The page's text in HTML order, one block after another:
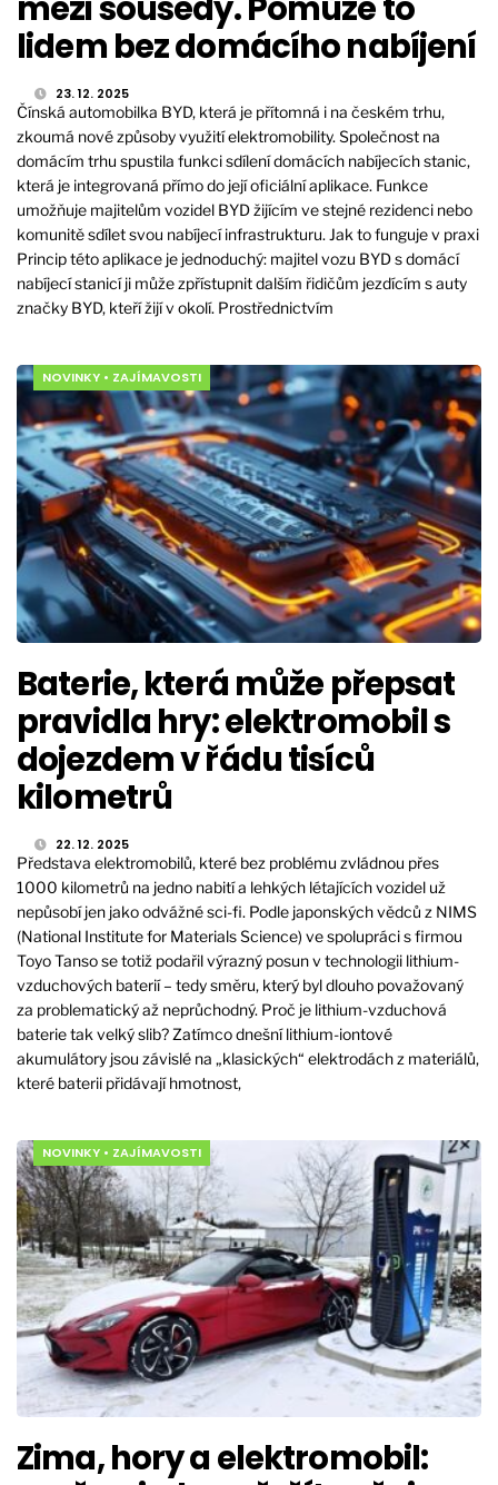
lidem bez domácího nabíjení
23. 12. 2025
Čínská automobilka BYD, která je přítomná i na českém trhu,
zkoumá nové způsoby využití elektromobility. Společnost na
domácím trhu spustila funkci sdílení domácích nabíjecích stanic,
která je integrovaná přímo do její oficiální aplikace. Funkce
umožňuje majitelům vozidel BYD žijícím ve stejné rezidenci nebo
komunitě sdílet svou nabíjecí infrastrukturu. Jak to funguje v praxi
Princip této aplikace je jednoduchý: majitel vozu BYD s domácí
nabíjecí stanicí ji může zpřístupnit dalším řidičům jezdícím s auty
značky BYD, kteří žijí v okolí. Prostřednictvím
NOVINKY • ZAJÍMAVOSTI
Baterie, která může přepsat
pravidla hry: elektromobil s
dojezdem v řádu tisíců
kilometrů
22. 12. 2025
Představa elektromobilů, které bez problému zvládnou přes
1000 kilometrů na jedno nabití a lehkých létajících vozidel už
nepůsobí jen jako odvážné sci-fi. Podle japonských vědců z NIMS
(National Institute for Materials Science) ve spolupráci s firmou
Toyo Tanso se totiž podařil výrazný posun v technologii lithium-
vzduchových baterií – tedy směru, který byl dlouho považovaný
za problematický až neprůchodný. Proč je lithium-vzduchová
baterie tak velký slib? Zatímco dnešní lithium-iontové
akumulátory jsou závislé na „klasických“ elektrodách z materiálů,
které baterii přidávají hmotnost,
NOVINKY • ZAJÍMAVOSTI
Zima, hory a elektromobil: